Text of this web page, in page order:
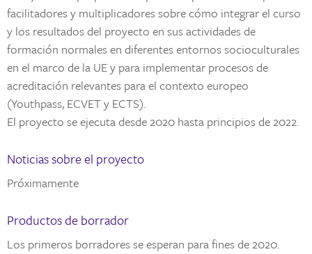
facilitadores y multiplicadores sobre cómo integrar el curso
y los resultados del proyecto en sus actividades de
formación normales en diferentes entornos socioculturales
en el marco de la UE y para implementar procesos de
acreditación relevantes para el contexto europeo
(Youthpass, ECVET y ECTS).
El proyecto se ejecuta desde 2020 hasta principios de 2022.
Noticias sobre el proyecto
Próximamente
Productos de borrador
Los primeros borradores se esperan para fines de 2020.